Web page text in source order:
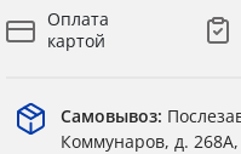
Оплата
картой
Самовывоз:
Коммунаров, д.